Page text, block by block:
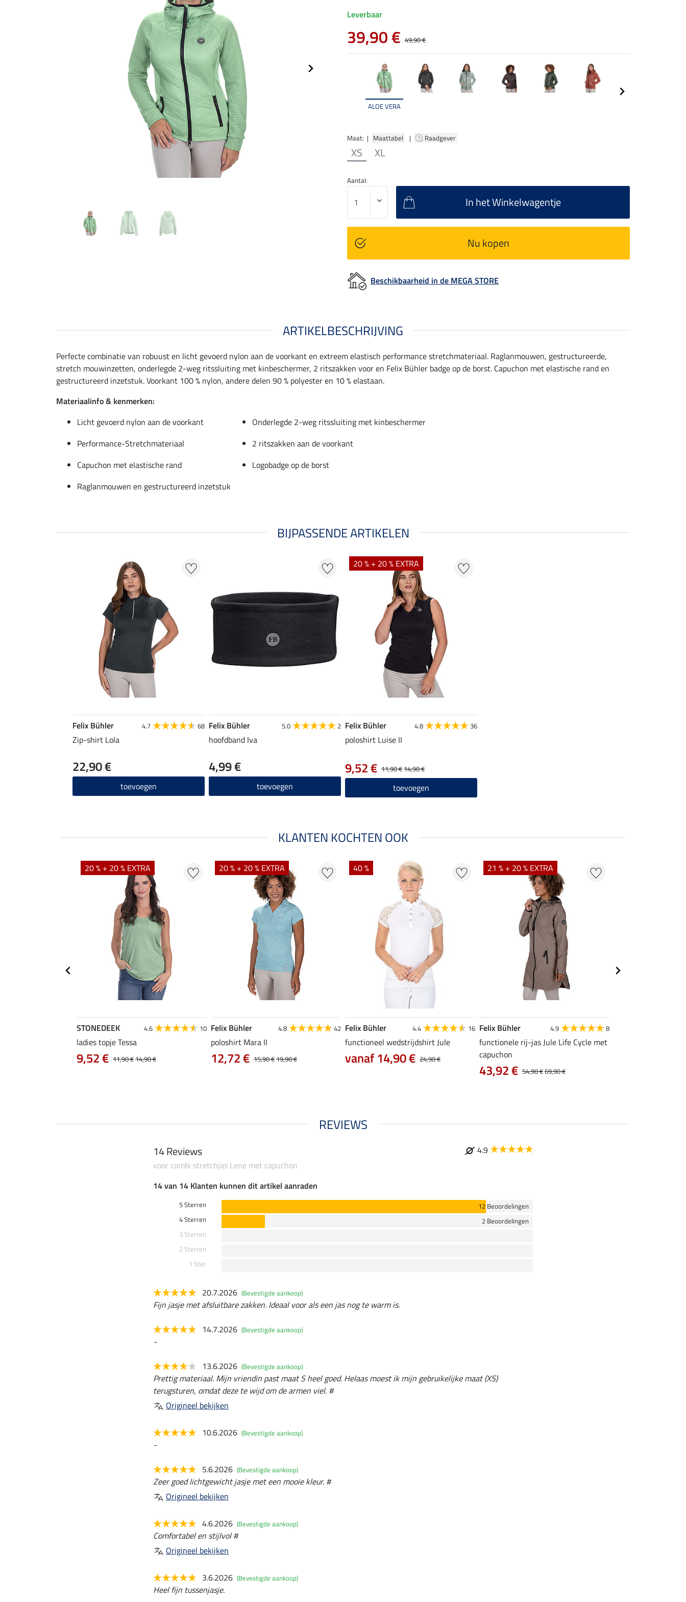
ALOE VERA
Maat: | Maattabel | Raadgever
XS XL
Leverbaar
39,90 € 49,90 €
Aantal:
In het Winkelwagentje
Nu kopen
Beschikbaarheid in de MEGA STORE
ARTIKELBESCHRIJVING
Perfecte combinatie van robuust en licht gevoerd nylon aan de voorkant en extreem elastisch performance stretchmateriaal. Raglanmouwen, gestructureerde,
stretch mouwinzetten, onderlegde 2-weg ritssluiting met kinbeschermer, 2 ritszakken voor en Felix Bühler badge op de borst. Capuchon met elastische rand en
gestructureerd inzetstuk. Voorkant 100 % nylon, andere delen 90 % polyester en 10 % elastaan.
Materiaalinfo & kenmerken:
Licht gevoerd nylon aan de voorkant
Onderlegde 2-weg ritssluiting met kinbeschermer
Performance-Stretchmateriaal
2 ritszakken aan de voorkant
Capuchon met elastische rand
Logobadge op de borst
Raglanmouwen en gestructureerd inzetstuk
BIJPASSENDE ARTIKELEN
Felix Bühler 4.7 68
Zip-shirt Lola
22,90 €
toevoegen
Felix Bühler 5.0 2
hoofdband Iva
4,99 €
toevoegen
20 % + 20 % EXTRA
Felix Bühler 4.8 36
poloshirt Luise II
11,90 €14,90 €
9,52 €
toevoegen
KLANTEN KOCHTEN OOK
20 % + 20 % EXTRA
STONEDEEK 4.6 10
ladies topje Tessa
11,90 €14,90 €
9,52 €
20 % + 20 % EXTRA
Felix Bühler 4.8 42
poloshirt Mara II
15,90 €19,90 €
12,72 €
40 %
Felix Bühler 4.4 16
functioneel wedstrijdshirt Jule
24,90 €
vanaf 14,90 €
21 % + 20 % EXTRA
Felix Bühler 4.9 8
functionele rij-jas Jule Life Cycle met
capuchon
54,90 €69,90 €
43,92 €
REVIEWS
14 Reviews
4.9
voor combi stretchjas Lene met capuchon
14 van 14 Klanten kunnen dit artikel aanraden
5 Sterren
12 Beoordelingen
4 Sterren
2 Beoordelingen
3 Sterren
2 Sterren
1 Ster
20.7.2026 (Bevestigde aankoop)
Fijn jasje met afsluitbare zakken. Ideaal voor als een jas nog te warm is.
14.7.2026 (Bevestigde aankoop)
-
13.6.2026 (Bevestigde aankoop)
Prettig materiaal. Mijn vriendin past maat S heel goed. Helaas moest ik mijn gebruikelijke maat (XS)
terugsturen, omdat deze te wijd om de armen viel. #
Origineel bekijken
10.6.2026 (Bevestigde aankoop)
-
5.6.2026 (Bevestigde aankoop)
Zeer goed lichtgewicht jasje met een mooie kleur. #
Origineel bekijken
4.6.2026 (Bevestigde aankoop)
Comfortabel en stijlvol #
Origineel bekijken
3.6.2026 (Bevestigde aankoop)
Heel fijn tussenjasje.